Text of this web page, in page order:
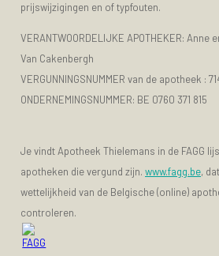
prijswijzigingen en of typfouten.
VERANTWOORDELIJKE APOTHEKER: Anne
Van Cakenbergh
VERGUNNINGSNUMMER van de apotheek :
ONDERNEMINGSNUMMER: BE 0760 371 815
Je vindt Apotheek Thielemans in de FAGG
apotheken die vergund zijn. www.fagg.be,
wettelijkheid van de Belgische (online)
controleren.